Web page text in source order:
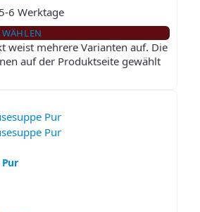
6 Werktage
weist mehrere Varianten auf. Die
auf der Produktseite gewählt